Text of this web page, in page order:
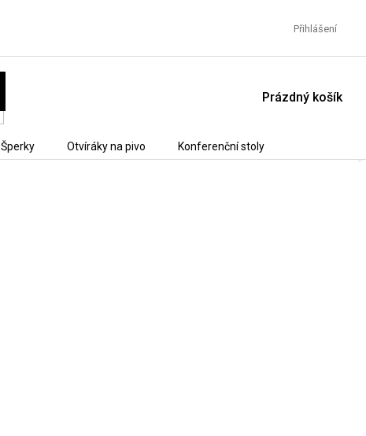
Přihlášení
NÁKUPNÍ
Prázdný košík
Šperky Otvíráky na pivo Konferenční stoly